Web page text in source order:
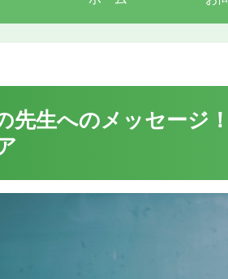
先生へのメッセージ